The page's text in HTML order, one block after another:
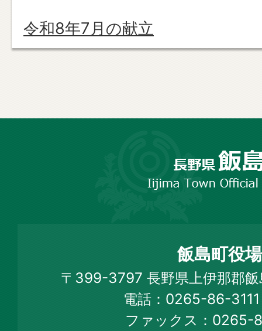
令和8年7月の献立
Town
Official
飯島町役場
〒399-3797 長野県上伊那郡
電話：0265-86-
ファックス：0265-